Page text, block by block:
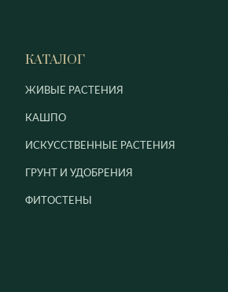
КАТАЛОГ
ЖИВЫЕ РАСТЕНИЯ
КАШПО
ИСКУССТВЕННЫЕ РАСТЕНИЯ
ГРУНТ И УДОБРЕНИЯ
ФИТОСТЕНЫ